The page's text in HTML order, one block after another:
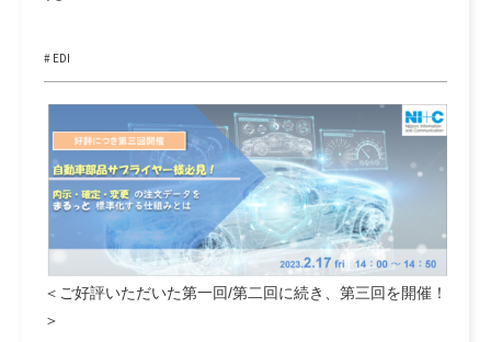
# EDI
＜ご好評いただいた第一回/第二回に続き、第三回を開催！
＞